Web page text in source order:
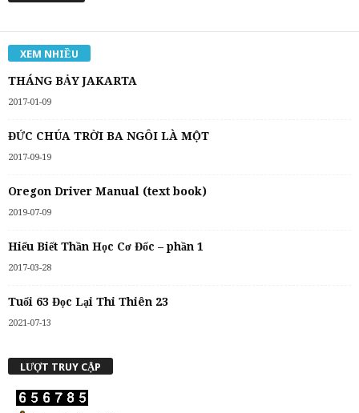
XEM NHIỀU
THÁNG BẢY JAKARTA
2017-01-09
ĐỨC CHÚA TRỜI BA NGÔI LÀ MỘT
2017-09-19
Oregon Driver Manual (text book)
2019-07-09
Hiểu Biết Thần Học Cơ Đốc – phần 1
2017-03-28
Tuổi 63 Đọc Lại Thi Thiên 23
2021-07-13
LƯỢT TRUY CẬP